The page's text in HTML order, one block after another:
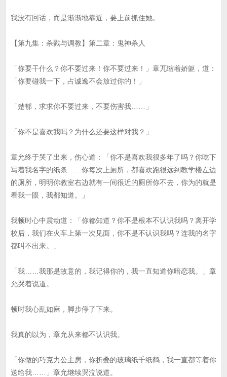
我没有回话，而是渐渐地靠近，要上前抓住她。
【第九集：杀戮与调教】第二章：鬼神杀人
「你要干什么？你不要过来！你不要过来！」章兀缩着娇躯，道：
「你要碰我一下，占诚逸不会放过你的！」
「楚郁，求求你不要过来，不要伤害我……」
「你不是喜欢我吗？为什么还要这样对我？」
章允终于哭了出来，伤心道：「你不是喜欢我很多年了吗？你吃下
写着我名字的纸条……你每次上厕所，都喜欢跑很远到教学楼左边
的厕所，明明你教室右边就有一间很近的厕所你不去，你为的就是
看我一眼，我都知道。」
我顿时心中震动道：「你都知道？你不是根本不认识我吗？离开学
校后，我们在火车上第一次见面，你不是不认识我吗？连我的名字
都叫不出来。」
「我……我那是故意的，我记得你的，我一直知道你暗恋我。」章
允哭着说道。
顿时我心乱如麻，脚步停了下来。
我真的以为，章允从来都不认识我。
「你做的巧克力公主房，你折叠的玻璃纸千纸鹤，我一直都等着你
送给我……」章允继续哭泣说道。